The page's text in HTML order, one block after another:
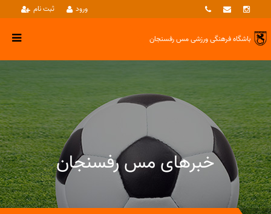
ثبت نام ورود
باشگاه فرهنگی ورزشیمس رفسنجان
خبرهای مس رفسنجان